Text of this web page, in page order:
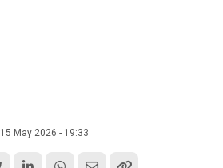
15 May 2026 - 19:33